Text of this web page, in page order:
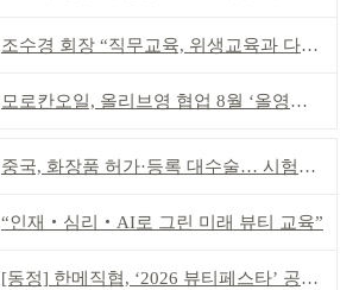
조수경 회장 “직무교육, 위생교육과 다르다”
모로칸오일, 올리브영 협업 8월 ‘올영픽’ 선정
중국, 화장품 허가·등록 대수술… 시험자료 공용 허용
“인재‧심리‧AI로 그린 미래 뷰티 교육”
[동정] 한메직협, ‘2026 뷰티페스타’ 공동 주최